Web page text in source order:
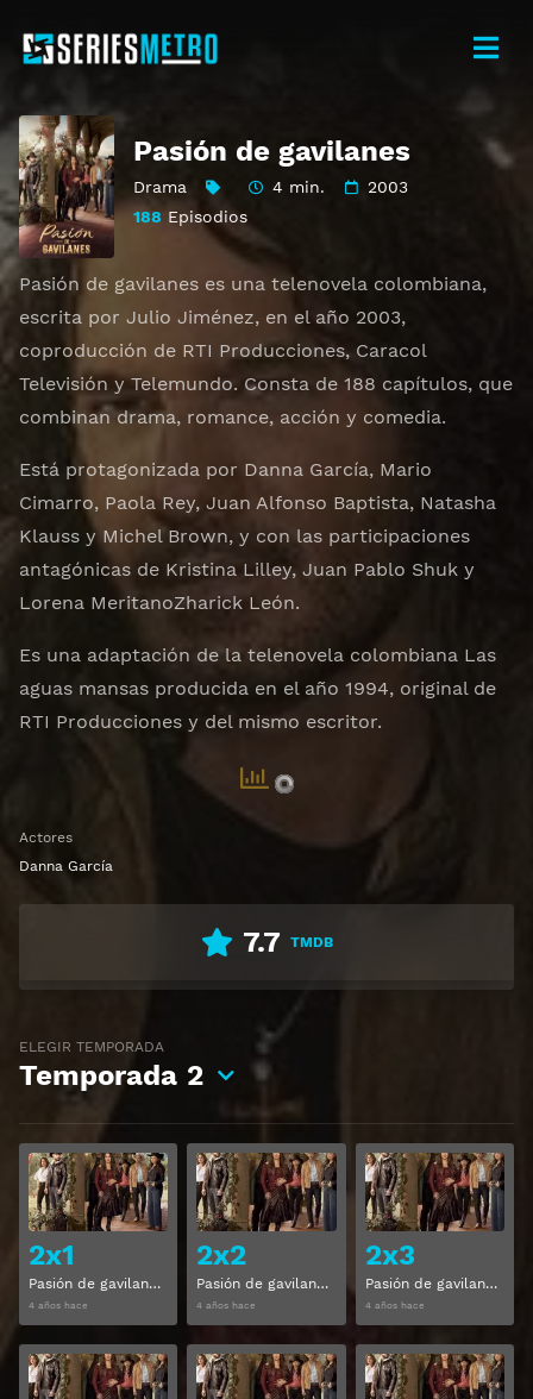
Pasión de gavilanes
Drama 4 min.
2003
188 Episodios
Pasión de gavilanes es una telenovela colombiana,
escrita por Julio Jiménez, en el año 2003,
coproducción de RTI Producciones, Caracol
Televisión y Telemundo. Consta de 188 capítulos, que
combinan drama, romance, acción y comedia.
Está protagonizada por Danna García, Mario
Cimarro, Paola Rey, Juan Alfonso Baptista, Natasha
Klauss y Michel Brown, y con las participaciones
antagónicas de Kristina Lilley, Juan Pablo Shuk y
Lorena MeritanoZharick León.
Es una adaptación de la telenovela colombiana Las
aguas mansas producida en el año 1994, original de
RTI Producciones y del mismo escritor.
Actores
Danna García
7.7 TMDB
ELEGIR TEMPORADA
Temporada 2
2x1
Pasión de gavilanes Temporada 2 Capitulo 1
4 años hace
Ver
2x2
Pasión de gavilanes Temporada 2 Capitulo 2
4 años hace
Ver
2x3
Pasión de gavilanes Temporada 2 Capitulo 3
4 años hace
Ver Ver